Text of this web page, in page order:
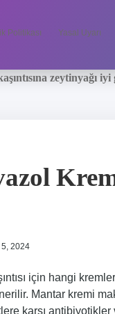
Politikası Yasal Uyarı
zeytinyağı
5, 2024
için hangi
Mantar kremi
karşı antibiyotikler